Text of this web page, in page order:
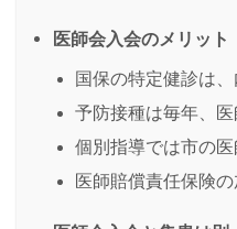
医師会入会のメリット
国保の特定健診は
予防接種は毎年、
個別指導では市の
医師賠償責任保険